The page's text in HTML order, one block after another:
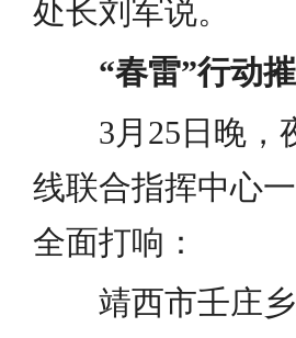
处长刘军说。
“春雷”行动
3月25日晚，
线联合指挥中心
全面打响：
靖西市壬庄